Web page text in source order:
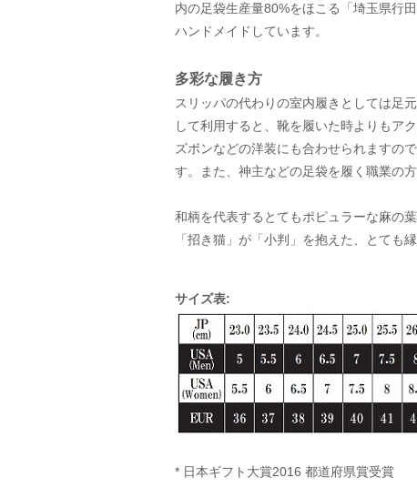
内の足袋生産量80%をほこる「埼玉県行
ハンドメイドしています。
多彩な履き方
スリッパの代わりの室内履きとしては足
して利用すると、靴を履いた時よりもア
ズボンなどの洋装にも合わせられますの
す。また、神主などの足袋を履く職業の
和柄を代表するとてもポピュラーな麻の
「招き猫」が「小判」を抱えた、とても
サイズ表:
* 日本ギフト大賞2016 都道府県賞受賞